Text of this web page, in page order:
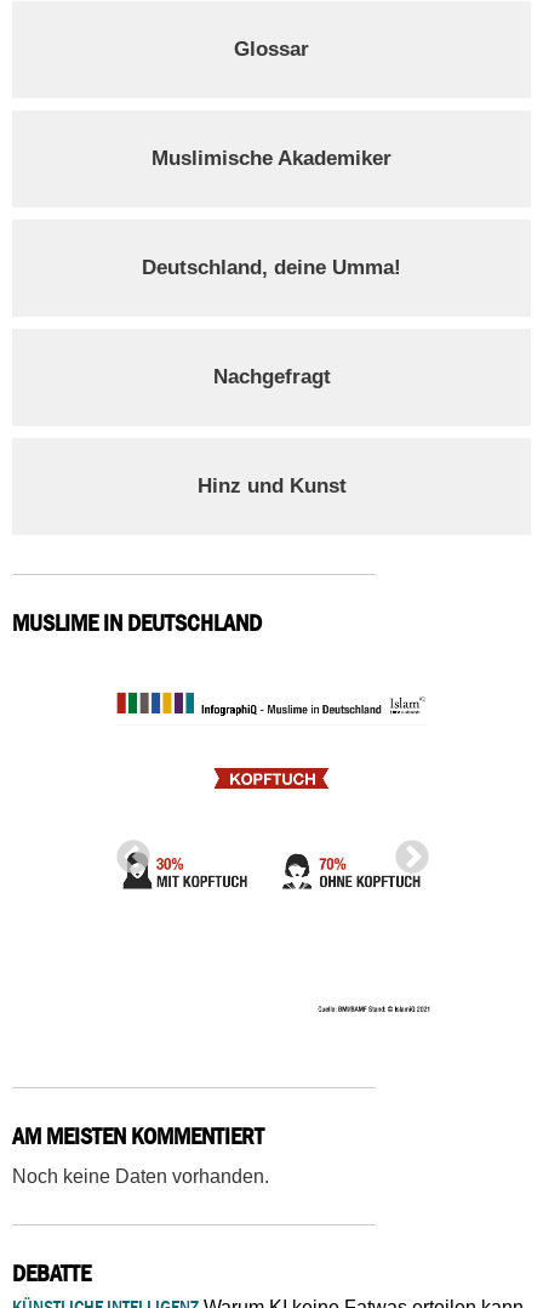
Glossar
Muslimische Akademiker
Deutschland, deine Umma!
Nachgefragt
Hinz und Kunst
MUSLIME IN DEUTSCHLAND
AM MEISTEN KOMMENTIERT
Noch keine Daten vorhanden.
DEBATTE